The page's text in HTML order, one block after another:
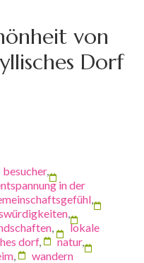
von
Dorf
besucher,
in der
,
,
,
lokale
dorf, natur,
, wandern